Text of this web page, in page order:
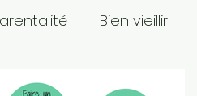
Bien vieillir
Mes astuces